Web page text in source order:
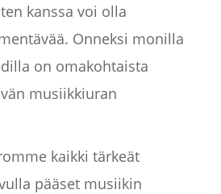
kanssa voi olla
Onneksi monilla
on omakohtaista
musiikkiuran
kaikki tärkeät
pääset musiikin